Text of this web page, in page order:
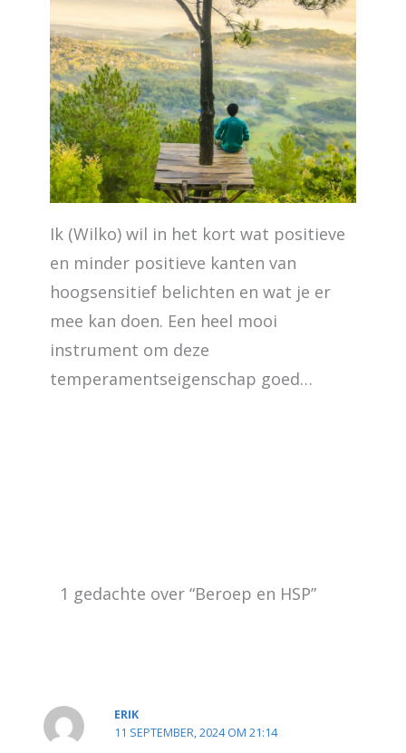
Ik (Wilko) wil in het kort wat positieve
en minder positieve kanten van
hoogsensitief belichten en wat je er
mee kan doen. Een heel mooi
instrument om deze
temperamentseigenschap goed…
1 gedachte over “Beroep en HSP”
ERIK
11 SEPTEMBER, 2024 OM 21:14